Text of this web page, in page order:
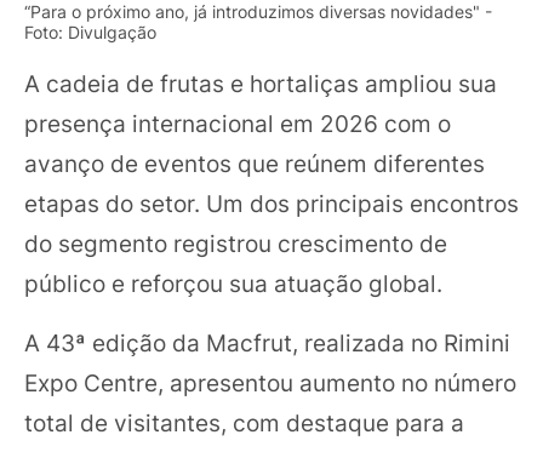
“Para o próximo ano, já introduzimos diversas novidades" -
Foto: Divulgação
A cadeia de frutas e hortaliças ampliou sua
presença internacional em 2026 com o
avanço de eventos que reúnem diferentes
etapas do setor. Um dos principais encontros
do segmento registrou crescimento de
público e reforçou sua atuação global.
A 43ª edição da Macfrut, realizada no Rimini
Expo Centre, apresentou aumento no número
total de visitantes, com destaque para a